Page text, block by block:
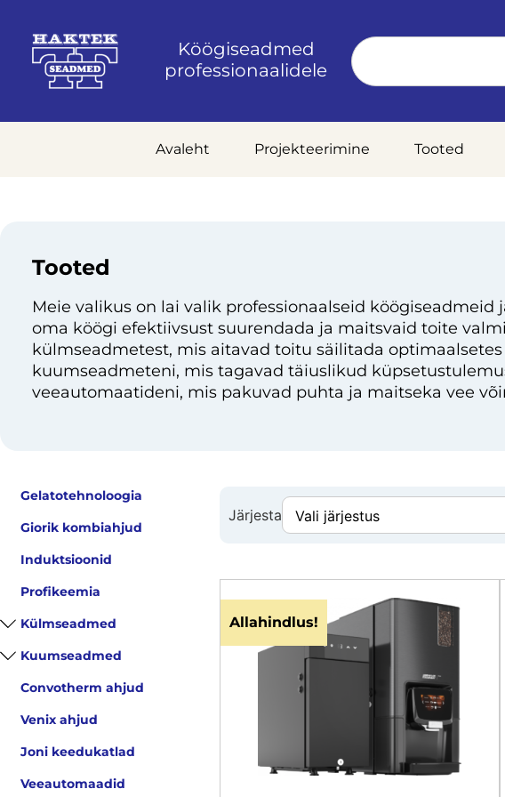
Köögiseadmed
professionaalidele
Avaleht Projekteerimine Tooted
Tooted
Meie valikus on lai valik professionaalseid köögiseadmeid
oma köögi efektiivsust suurendada ja maitsvaid toite
külmseadmetest, mis aitavad toitu säilitada
kuumseadmeteni, mis tagavad täiuslikud
veeautomaatideni, mis pakuvad puhta ja maitseka vee
Gelatotehnoloogia
Giorik kombiahjud
Induktsioonid
Profikeemia
Külmseadmed
Kuumseadmed
Convotherm ahjud
Venix ahjud
Joni keedukatlad
Veeautomaadid
Järjesta
Allahindlus!